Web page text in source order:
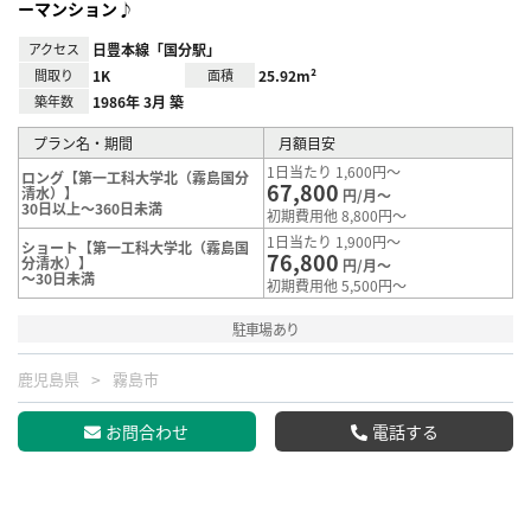
ーマンション♪
アクセス 日豊本線「国分駅」
間取り 1K 面積 25.92m²
築年数 1986年 3月 築
プラン名・期間
月額目安
ロング【第一工科大学北（霧島国分
清水）】
30日以上～360日未満
1日当たり 1,600円～
67,800 円/月～
初期費用他 8,800円～
ショート【第一工科大学北（霧島国
分清水）】
～30日未満
1日当たり 1,900円～
76,800 円/月～
初期費用他 5,500円～
駐車場あり
鹿児島県 霧島市
お問合わせ 電話する